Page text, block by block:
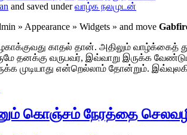
and saved underவாழ்க நலமுடன்
» Appearance » Widgets » and move
காதல் தான். அதிலும் வாழ்க்கைத்
தனக்கு வருபவர், இவ்வாறு இருக்க
முடியாது என்றெல்லாம் தோன்றும்.
கொஞ்சம் நேரத்தை